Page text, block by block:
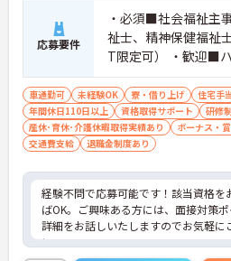
応募要件
・必須■社会福祉主
祉士、精神保健福祉
T限定可） ・歓迎■
きる方■デイサービ
護保険の知識ある方
車通勤可 未経験OK 寮・借り上げ 住宅手
年間休日110日以上
資格取得サポート
研修
産休･育休･介護休暇取得実績あり
ボーナス・
交通費支給
退職金制度あり
経験不問で応募可能です！該当資格を
ばOK。ご興味ある方には、面接対策ポ
詳細をお話しいたしますのでお気軽に
い。